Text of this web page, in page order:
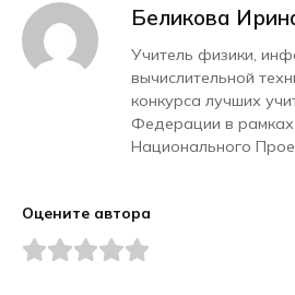
Беликова
Учитель физики,
вычислительной
конкурса лучших
Федерации в
Национального
Оцените автора